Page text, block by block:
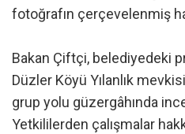
fotoğrafın çerçevelenmiş
Bakan Çiftçi, belediyedeki
Düzler Köyü Yılanlık
grup yolu güzergâhında
Yetkililerden çalışmalar